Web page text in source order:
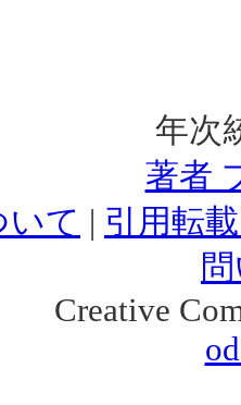
年
著者
て | 引用転
Creative